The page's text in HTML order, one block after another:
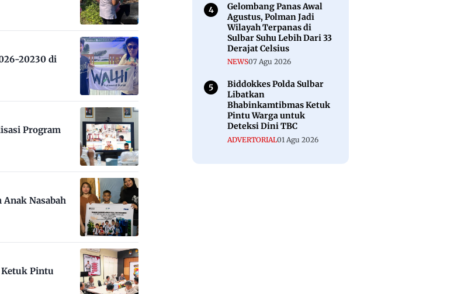
20230 di
Program
Anak Nasabah
Pintu
Gelombang Panas Awal
Agustus, Polman Jadi
Wilayah Terpanas di
Sulbar Suhu Lebih Dari 33
Derajat Celsius
NEWS07 Agu 2026
Biddokkes Polda Sulbar
Libatkan
Bhabinkamtibmas Ketuk
Pintu Warga untuk
Deteksi Dini TBC
ADVERTORIAL01 Agu 2026